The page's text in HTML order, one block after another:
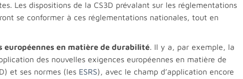
Les dispositions de la CS3D prévalant sur les réglementations
se conformer à ces réglementations nationales, tout en
européennes en matière de durabilité. Il y a, par exemple, la
des nouvelles exigences européennes en matière de
et ses normes (les ESRS), avec le champ d’application encore